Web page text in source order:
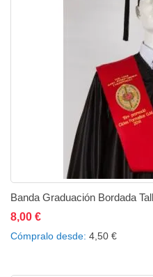
Banda Graduación Bordada
8,00 €
Cómpralo desde 4,50 €